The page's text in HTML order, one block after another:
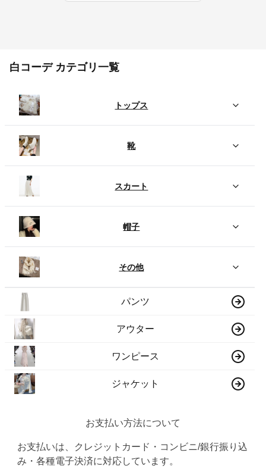
白コーデ カテゴリ一覧
トップス
靴
スカート
帽子
その他
パンツ
アウター
ワンピース
ジャケット
お支払い方法について
お支払いは、クレジットカード・コンビニ/銀行振り込
み・各種電子決済に対応しています。